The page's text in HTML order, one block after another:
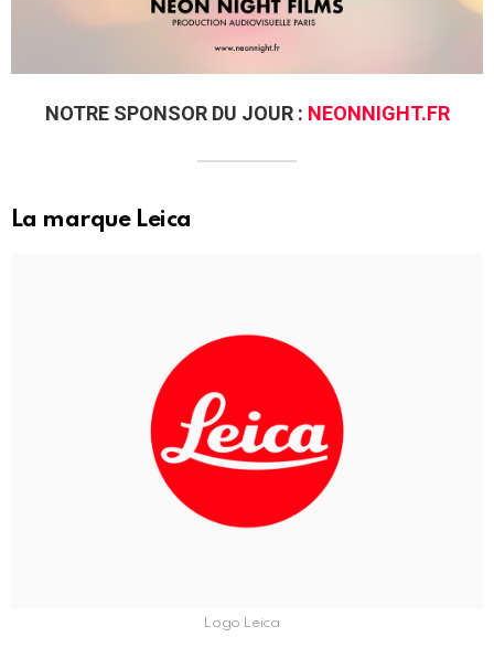
NOTRE SPONSOR DU JOUR : NEONNIGHT.FR
La marque Leica
Logo Leica